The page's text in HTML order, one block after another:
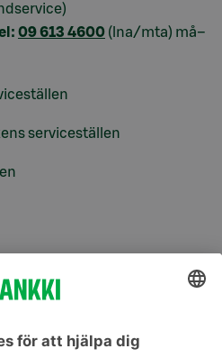
09 613 4600 (lna/mta) må–
serviceställen